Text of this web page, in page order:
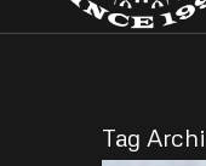
Tag